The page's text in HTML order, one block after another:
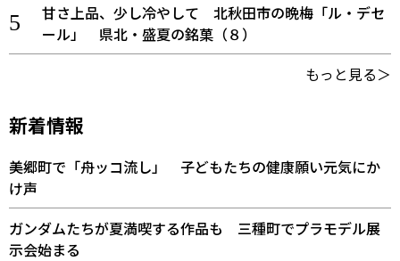
甘さ上品、少し冷やして 北秋田市の晩梅「ル・デセ
ール」 県北・盛夏の銘菓（８）
もっと見る＞
新着情報
美郷町で「舟ッコ流し」 子どもたちの健康願い元気にか
け声
ガンダムたちが夏満喫する作品も 三種町でプラモデル展
示会始まる